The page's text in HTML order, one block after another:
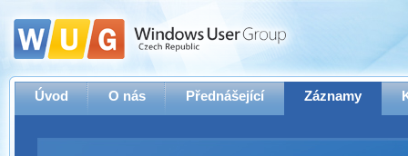
Úvod O nás Přednášející Záznamy